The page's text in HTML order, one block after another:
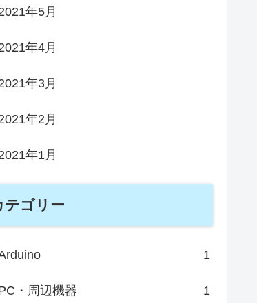
年5月
年4月
年3月
年2月
年1月
テゴリー
1
・周辺機器 1